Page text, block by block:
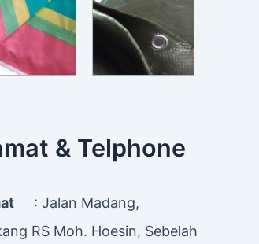
& Telphone
: Jalan Madang,
RS Moh. Hoesin, Sebelah